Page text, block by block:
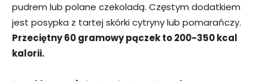
pudrem lub polane czekoladą. Częstym dodatkiem
jest posypka z tartej skórki cytryny lub pomarańczy.
Przeciętny 60 gramowy pączek to 200-350 kcal
kalorii.